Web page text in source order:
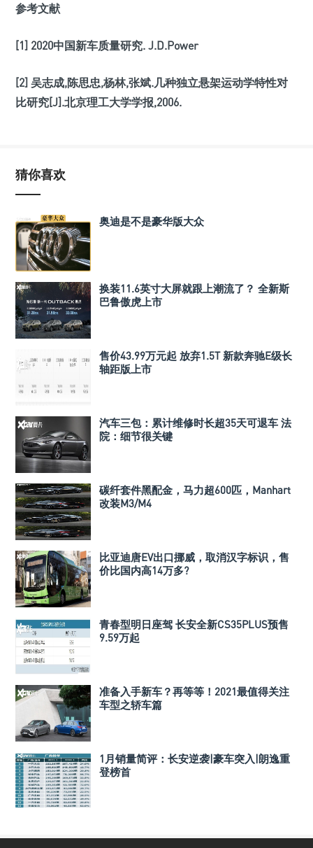
参考文献
[1] 2020中国新车质量研究. J.D.Power
[2] 吴志成,陈思忠,杨林,张斌.几种独立悬架运动学特性对
比研究[J].北京理工大学学报,2006.
猜你喜欢
奥迪是不是豪华版大众
换装11.6英寸大屏就跟上潮流了？ 全新斯
巴鲁傲虎上市
售价43.99万元起 放弃1.5T 新款奔驰E级长
轴距版上市
汽车三包：累计维修时长超35天可退车 法
院：细节很关键
碳纤套件黑配金，马力超600匹，Manhart
改装M3/M4
比亚迪唐EV出口挪威，取消汉字标识，售
价比国内高14万多?
青春型明日座驾 长安全新CS35PLUS预售
9.59万起
准备入手新车？再等等！2021最值得关注
车型之轿车篇
1月销量简评：长安逆袭|豪车突入|朗逸重
登榜首